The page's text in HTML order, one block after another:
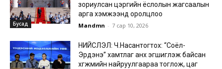
Бусад
зориулсан цэргийн ёслолын жагсаалын
арга хэмжээнд оролцлоо
Mandmn - 7 сар 10, 2026
НИЙСЛЭЛ: Ч.Насантогтох: “Соёл-
Эрдэнэ” хамтлаг анх эгшиглэж байсан
хөгжмийн найруулгаараа тоглож, цаг